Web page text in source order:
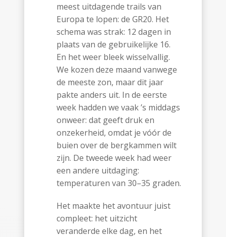
meest uitdagende trails van
Europa te lopen: de GR20. Het
schema was strak: 12 dagen in
plaats van de gebruikelijke 16.
En het weer bleek wisselvallig.
We kozen deze maand vanwege
de meeste zon, maar dit jaar
pakte anders uit. In de eerste
week hadden we vaak ’s middags
onweer: dat geeft druk en
onzekerheid, omdat je vóór de
buien over de bergkammen wilt
zijn. De tweede week had weer
een andere uitdaging:
temperaturen van 30–35 graden.
Het maakte het avontuur juist
compleet: het uitzicht
veranderde elke dag, en het